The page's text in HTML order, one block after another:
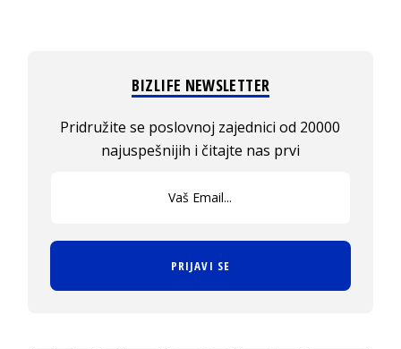
BIZLIFE NEWSLETTER
Pridružite se poslovnoj zajednici od 20000
najuspešnijih i čitajte nas prvi
PRIJAVI SE